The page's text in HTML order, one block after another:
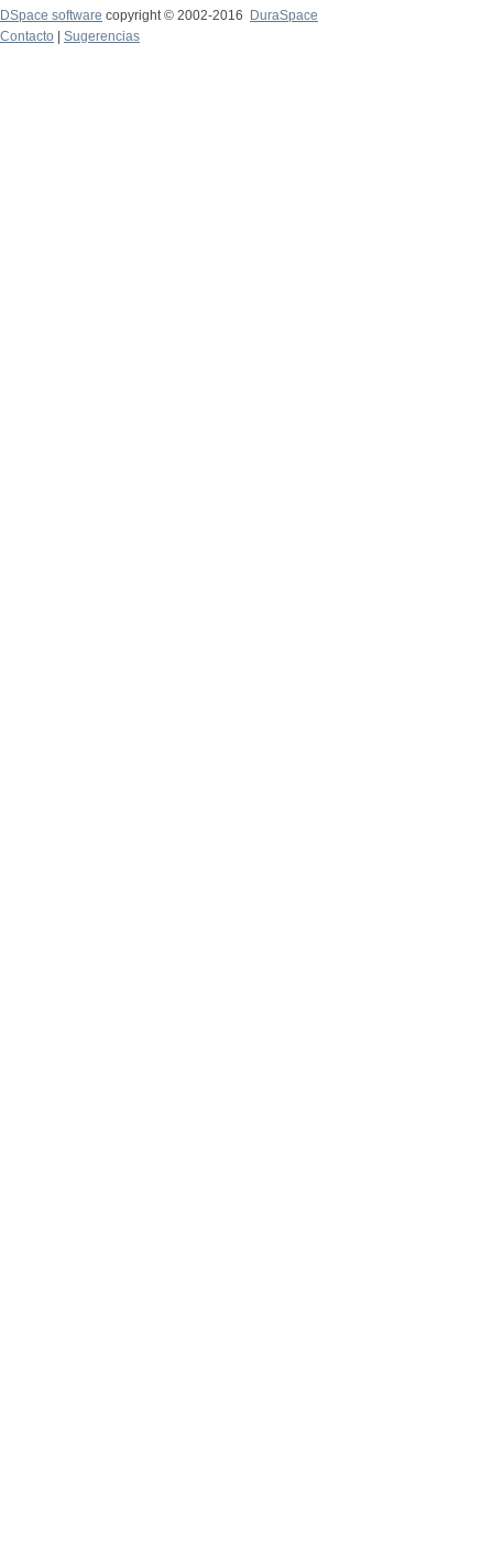
DSpace software copyright © 2002-2016
DuraSpace
Contacto
Sugerencias